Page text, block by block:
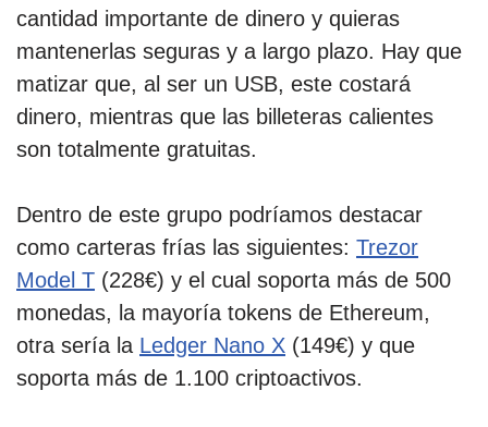
cantidad importante de dinero y quieras
mantenerlas seguras y a largo plazo. Hay que
matizar que, al ser un USB, este costará
dinero, mientras que las billeteras calientes
son totalmente gratuitas.
Dentro de este grupo podríamos destacar
como carteras frías las siguientes: Trezor
Model T (228€) y el cual soporta más de 500
monedas, la mayoría tokens de Ethereum,
otra sería la Ledger Nano X (149€) y que
soporta más de 1.100 criptoactivos.